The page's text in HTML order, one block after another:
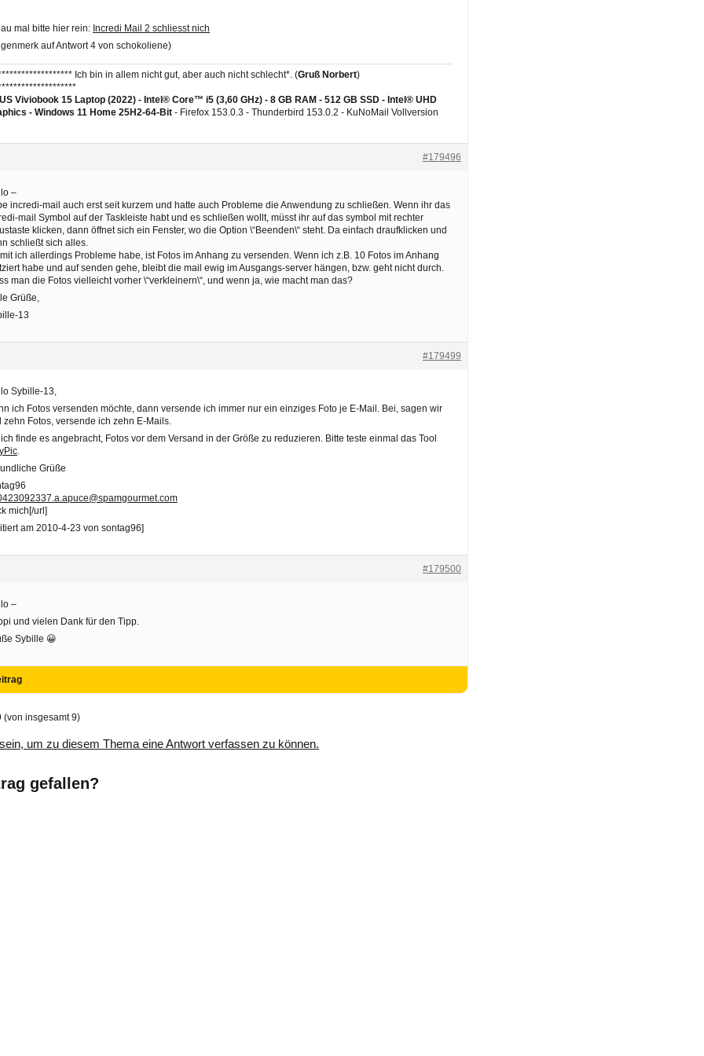
mal bitte hier rein: Incredi Mail 2 schliesst nich
auf Antwort 4 von schokoliene)
Ich bin in allem nicht gut, aber auch nicht schlecht*. (Gruß Norbert)
Viviobook 15 Laptop (2022) - Intel® Core™ i5 (3,60 GHz) - 8 GB RAM - 512 GB SSD - Intel® UHD
-Windows 11 Home 25H2-64-Bit - Firefox 153.0.3 - Thunderbird 153.0.2 - KuNoMail Vollversion
#179496
–
incredi-mail auch erst seit kurzem und hatte auch Probleme die Anwendung zu schließen. Wenn ihr das
mail Symbol auf der Taskleiste habt und es schließen wollt, müsst ihr auf das symbol mit rechter
klicken, dann öffnet sich ein Fenster, wo die Option \“Beenden\“ steht. Da einfach draufklicken und
schließt sich alles.
ich allerdings Probleme habe, ist Fotos im Anhang zu versenden. Wenn ich z.B. 10 Fotos im Anhang
habe und auf senden gehe, bleibt die mail ewig im Ausgangs-server hängen, bzw. geht nicht durch.
man die Fotos vielleicht vorher \“verkleinern\“, und wenn ja, wie macht man das?
Grüße,
13
#179499
Sybille-13,
ich Fotos versenden möchte, dann versende ich immer nur ein einziges Foto je E-Mail. Bei, sagen wir
zehn Fotos, versende ich zehn E-Mails.
finde es angebracht, Fotos vor dem Versand in der Größe zu reduzieren. Bitte teste einmal das Tool
Grüße
mich[/url]
am 2010-4-23 von sontag96]
#179500
–
und vielen Dank für den Tipp.
Sybille 😀
(von insgesamt 9)
um zu diesem Thema eine Antwort verfassen zu können.
gefallen?